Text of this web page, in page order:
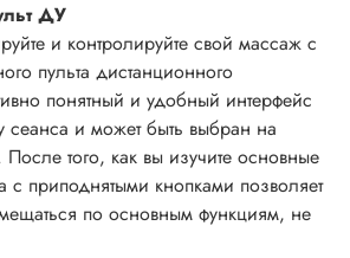
ДУ
и контролируйте свой массаж с
пульта дистанционного
понятный и удобный интерфейс
сеанса и может быть выбран на
После того, как вы изучите основные
с приподнятыми кнопками позволяет
по основным функциям, не